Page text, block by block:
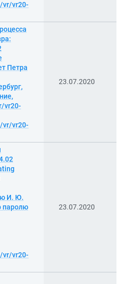
vr/vr20-
Петра
vr20-
vr/vr20-
23.07.2020
И. Ю.
паролю
vr/vr20-
23.07.2020